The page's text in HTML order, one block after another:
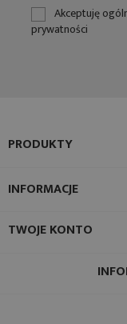
Akceptuję
prywatności
PRODUKTY
INFORMACJE
TWOJE KONTO